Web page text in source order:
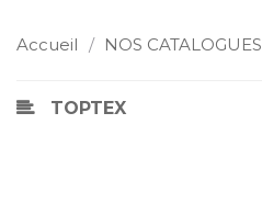
Accueil / NOS CATALOGUES
TOPTEX